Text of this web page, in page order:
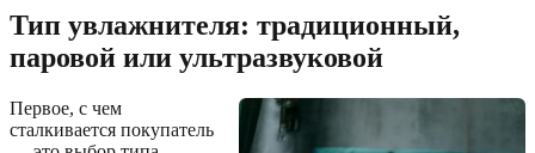
Тип увлажнителя: традиционный,
паровой или ультразвуковой
Первое, с чем
сталкивается покупатель